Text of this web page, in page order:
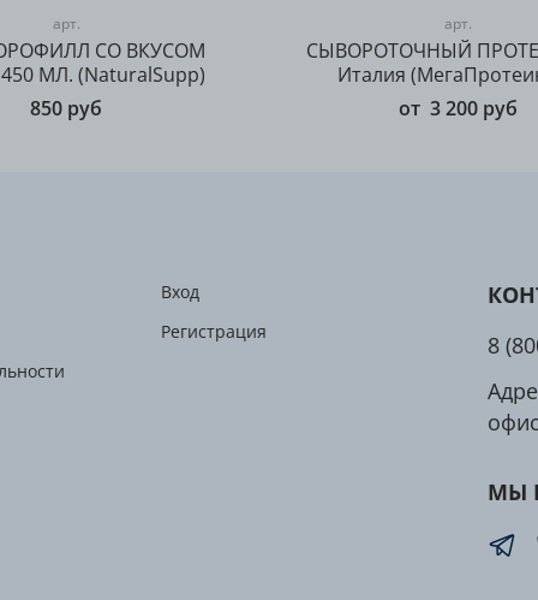
арт.
СО ВКУСОМ
МЛ. (NaturalSupp)
850 руб
арт.
СЫВОРОТОЧНЫЙ
Италия
от 3 200 руб
Вход
Регистрация
8
МЫ